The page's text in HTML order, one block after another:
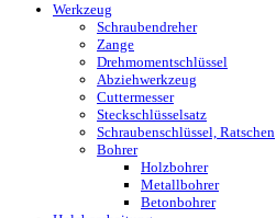
Werkzeug
Schraubendreher
Zange
Drehmomentschlüssel
Abziehwerkzeug
Cuttermesser
Steckschlüsselsatz
Schraubenschlüssel, Ratschen
Bohrer
Holzbohrer
Metallbohrer
Betonbohrer